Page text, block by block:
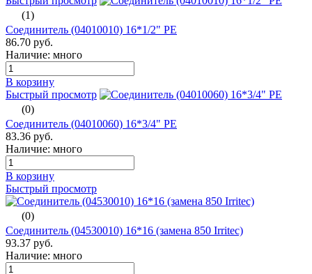
(1)
Соединитель (04010010) 16*1/2" PE
86.70 руб.
Наличие: много
В корзину
Быстрый просмотр
(0)
Соединитель (04010060) 16*3/4" PE
83.36 руб.
Наличие: много
В корзину
Быстрый просмотр
(0)
Соединитель (04530010) 16*16 (замена 850 Irritec)
93.37 руб.
Наличие: много